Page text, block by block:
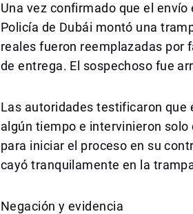
Una vez confirmado que el
Policía de Dubái montó una
reales fueron reemplazadas por
de entrega. El sospechoso fue
Las autoridades testificaron que
algún tiempo e intervinieron
para iniciar el proceso en su
cayó tranquilamente en la
Negación y evidencia